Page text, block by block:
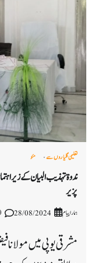
تعلیمی گلیاروں سے مئو
ندوۃ تہذیب البیان کے زیر
پزیر
ہمارا پیام 28/08/2024